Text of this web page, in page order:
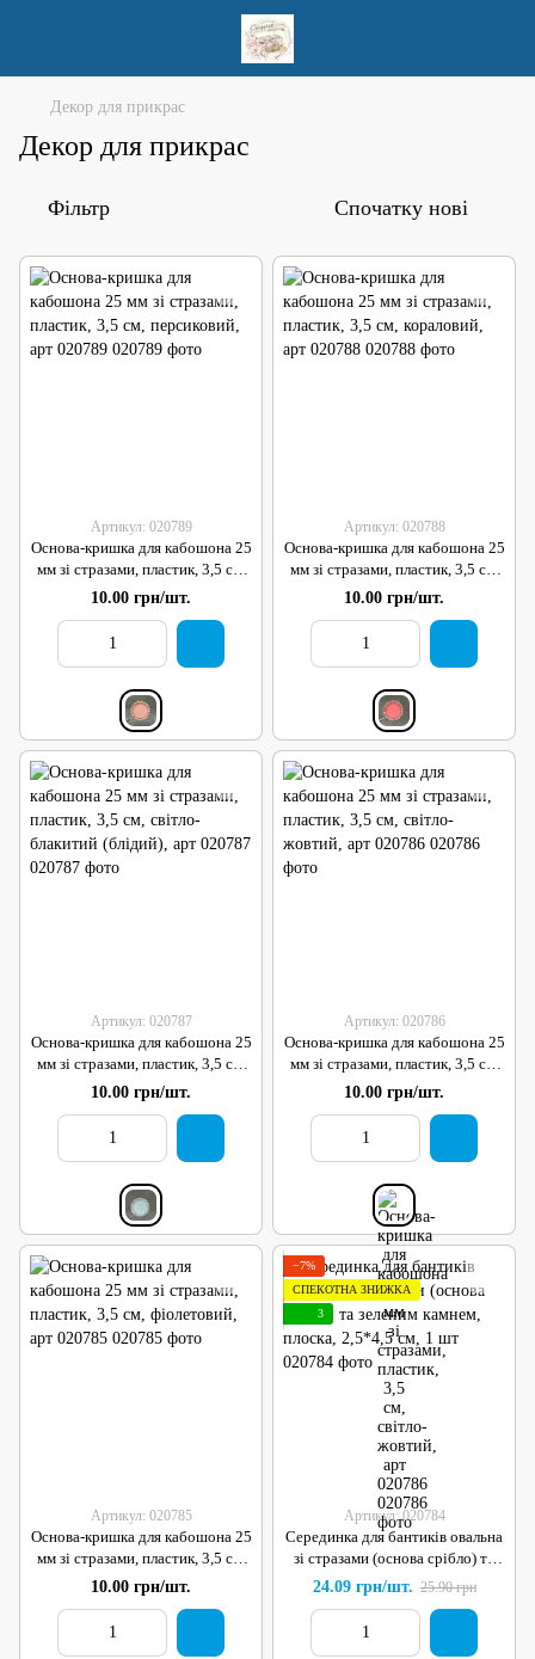
Декор для прикрас
Декор для прикрас
Фільтр Спочатку нові
Артикул: 020789
Основа-кришка для кабошона 25
мм зі стразами, пластик, 3,5 см,
персиковий, арт 020789
10.00 грн/шт.
Артикул: 020788
Основа-кришка для кабошона 25
мм зі стразами, пластик, 3,5 см,
кораловий, арт 020788
10.00 грн/шт.
Артикул: 020787
Основа-кришка для кабошона 25
мм зі стразами, пластик, 3,5 см,
світло-блакитий (блідий), арт
020787
10.00 грн/шт.
Артикул: 020786
Основа-кришка для кабошона 25
мм зі стразами, пластик, 3,5 см,
світло-жовтий, арт 020786
10.00 грн/шт.
Артикул: 020785
Основа-кришка для кабошона 25
мм зі стразами, пластик, 3,5 см,
фіолетовий, арт 020785
10.00 грн/шт.
−7%
СПЕКОТНА ЗНИЖКА
3
Артикул: 020784
Серединка для бантиків овальна
зі стразами (основа срібло) та
зеленим камнем, плоска, 2,5*4,5
см, 1 шт
24.09 грн/шт. 25.90 грн